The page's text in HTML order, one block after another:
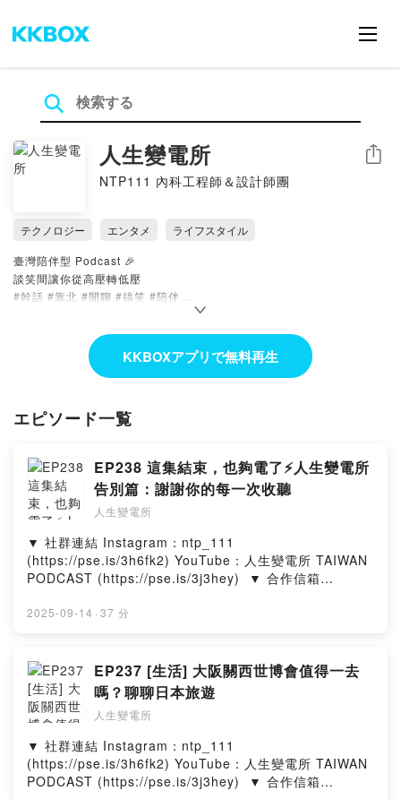
人生變電所
NTP111 內科工程師＆設計師團
シェア
テクノロジー エンタメ
ライフスタイル
臺灣陪伴型 Podcast 🎉​
談笑間讓你從高壓轉低壓​
#幹話 #靠北 #閒聊 #搞笑 #陪伴​
NTP111 是一群在內湖科技園區的工程師與設計師​
我們致力於分享職場與生活幹話讓大家放鬆，當個快樂的工程師！​
#內科 #工程師 #設計師 #生活 #日常 #職場​
▼ 社群連結
Instagram：ntp_111 (https://www.instagram.com/ntp_111/ )
YouTube：人生變電所 TAIWAN PODCAST (https://pse.is/3j3hey
ntp111official@gmail.com
▼ 出演者​
喬瑟夫​
郁欣​
歐編
▼ 聲明​
本台為個人立場不代表全內科的工程師、設計師​
還請各位先進多多包容，感謝！​
KKBOXアプリで無料再生
エピソード一覧
EP238 這集結束，也夠電了⚡️人生變電所
告別篇：謝謝你的每一次收聽
人生變電所
▼ 社群連結​ Instagram：ntp_111
(https://pse.is/3h6fk2)​ YouTube：人生變電所 TAIWAN
PODCAST (https://pse.is/3j3hey)​ ​ ▼ 合作信箱​
文 --Hosting provided by SoundOn
2025-09-14 · 37 分
EP237 [生活] 大阪關西世博會值得一去
嗎？聊聊日本旅遊
人生變電所
▼ 社群連結​ Instagram：ntp_111
(https://pse.is/3h6fk2)​ YouTube：人生變電所 TAIWAN
PODCAST (https://pse.is/3j3hey)​ ​ ▼ 合作信箱​